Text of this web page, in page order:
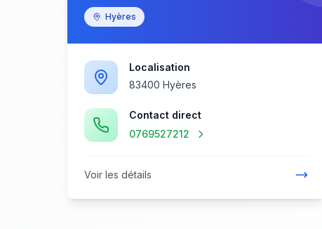
Hyères
Localisation
83400 Hyères
Contact direct
0769527212
Voir les détails